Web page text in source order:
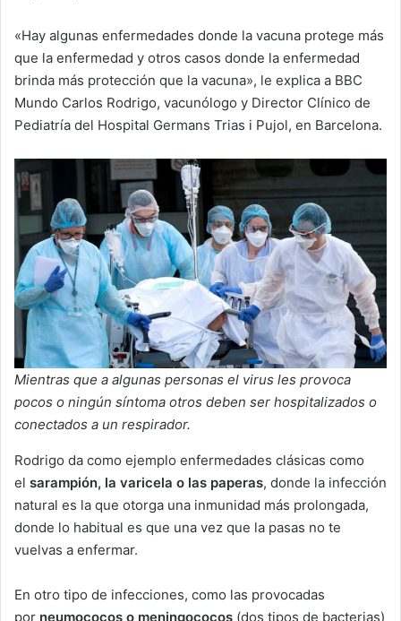
«Hay algunas enfermedades donde la vacuna protege más
que la enfermedad y otros casos donde la enfermedad
brinda más protección que la vacuna», le explica a BBC
Mundo Carlos Rodrigo, vacunólogo y Director Clínico de
Pediatría del Hospital Germans Trias i Pujol, en Barcelona.
Mientras que a algunas personas el virus les provoca
pocos o ningún síntoma otros deben ser hospitalizados o
conectados a un respirador.
Rodrigo da como ejemplo enfermedades clásicas como
el sarampión, la varicela o las paperas, donde la infección
natural es la que otorga una inmunidad más prolongada,
donde lo habitual es que una vez que la pasas no te
vuelvas a enfermar.
En otro tipo de infecciones, como las provocadas
por neumococos o meningococos (dos tipos de bacterias)